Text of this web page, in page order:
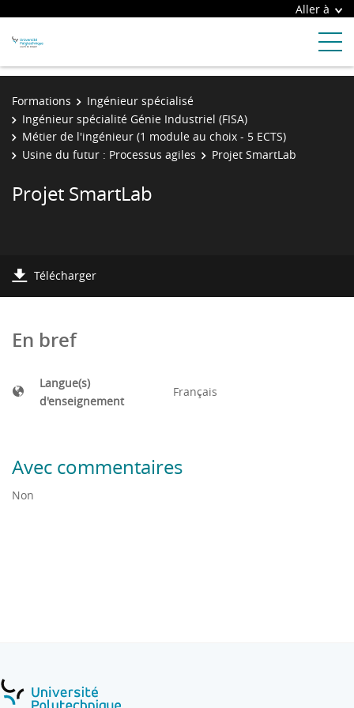
Aller à
Formations
Ingénieur spécialisé
Ingénieur spécialité Génie Industriel (FISA)
Métier de l'ingénieur (1 module au choix - 5 ECTS)
Usine du futur : Processus agiles
Projet SmartLab
Projet SmartLab
Télécharger
En bref
Langue(s)
d'enseignement
Français
Avec commentaires
Non